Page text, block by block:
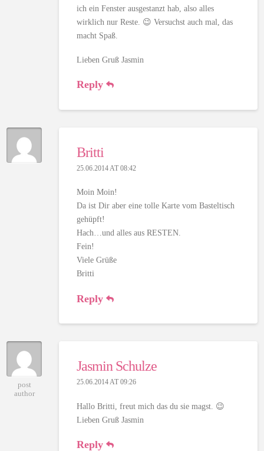
ich ein Fenster ausgestanzt hab, also alles
wirklich nur Reste. 😉 Versuchst auch mal, das
macht Spaß.
Lieben Gruß Jasmin
Reply
Britti
25.06.2014 AT 08:42
Moin Moin!
Da ist Dir aber eine tolle Karte vom Basteltisch
gehüpft!
Hach…und alles aus RESTEN.
Fein!
Viele Grüße
Britti
Reply
post
author
Jasmin Schulze
25.06.2014 AT 09:26
Hallo Britti, freut mich das du sie magst. 😉
Lieben Gruß Jasmin
Reply